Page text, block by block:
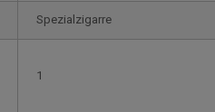
spezialzigarre
1